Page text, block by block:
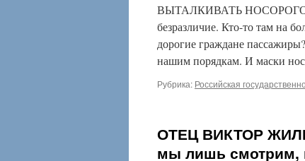
ВЫТАЛКИВАТЬ НОСОРОГОВ
безразличие. Кто-то там на
дорогие граждане
нашим порядкам. И маски
Рубрика: Российская
ОТЕЦ ВИКТОР
мы лишь смотрим,